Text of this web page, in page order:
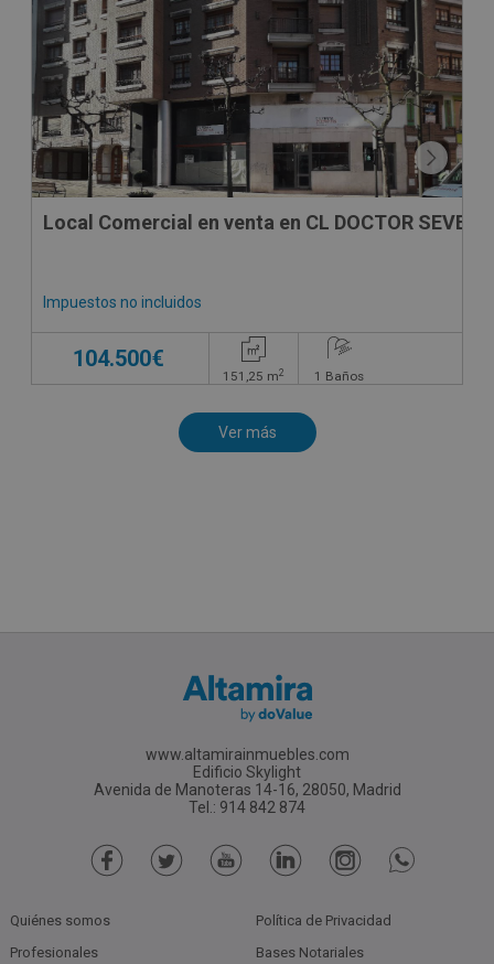
SUJETO A IVA
Local Comercial en venta en CL DOCTOR
Impuestos no incluidos
104.500€
151,25 m2 1 Baños
www.altamirainmuebles.com
Edificio Skylight
Avenida de Manoteras 14-16, 28050, Madrid
Tel.: 914 842 874
Quiénes somos
Profesionales
Política de Privacidad
Bases Notariales